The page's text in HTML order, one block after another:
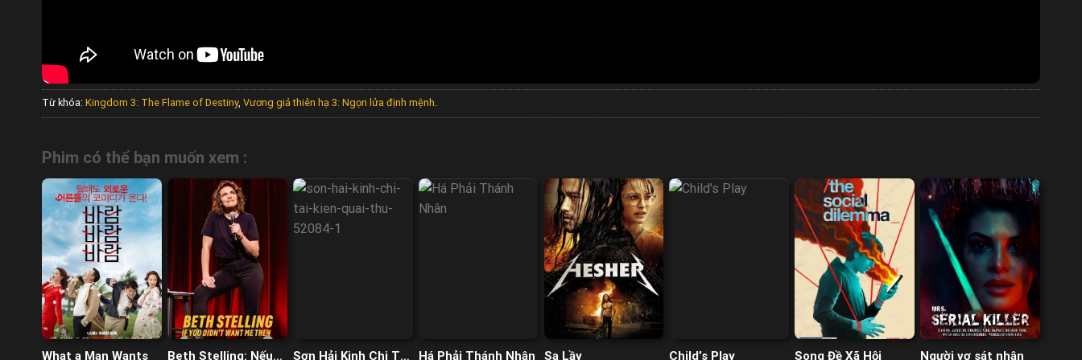
Từ khóa: Kingdom 3: The Flame of Destiny, Vương giả thiên hạ 3: Ngọn lửa định mệnh
Phim có thể bạn muốn xem :
What a Man Wants
Beth Stelling: Nếu
Sơn Hải Kinh Chi Tái
Há Phải Thánh Nhân Sa Lầy Child’s Play Song Đề Xã Hội Người vợ sát nhân